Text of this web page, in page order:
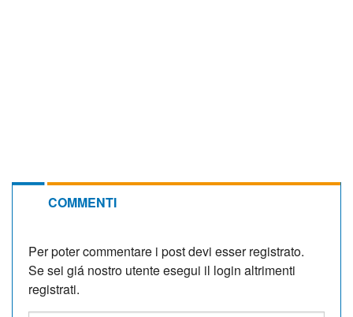
COMMENTI
Per poter commentare i post devi esser registrato.
Se sei giá nostro utente esegui il login altrimenti
registrati.